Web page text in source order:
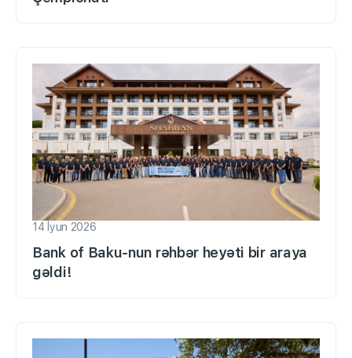
14 İyun 2026
Bank of Baku-nun rəhbər heyəti bir araya
gəldi!